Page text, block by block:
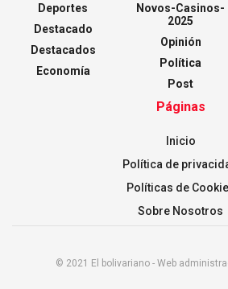
Deportes
Destacado
Destacados
Economía
Novos-Casinos-
2025
Opinión
Política
Post
Páginas
Inicio
Política de
Políticas de
Sobre Nosotros
© 2021 El bolivariano - Web